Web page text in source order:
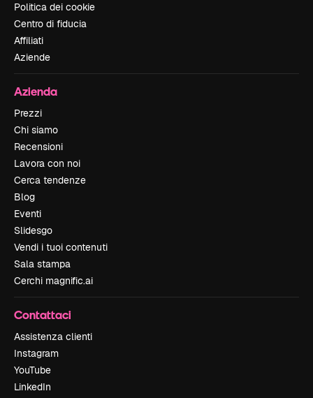
Politica dei cookie
Centro di fiducia
Affiliati
Aziende
Azienda
Prezzi
Chi siamo
Recensioni
Lavora con noi
Cerca tendenze
Blog
Eventi
Slidesgo
Vendi i tuoi contenuti
Sala stampa
Cerchi magnific.ai
Contattaci
Assistenza clienti
Instagram
YouTube
LinkedIn